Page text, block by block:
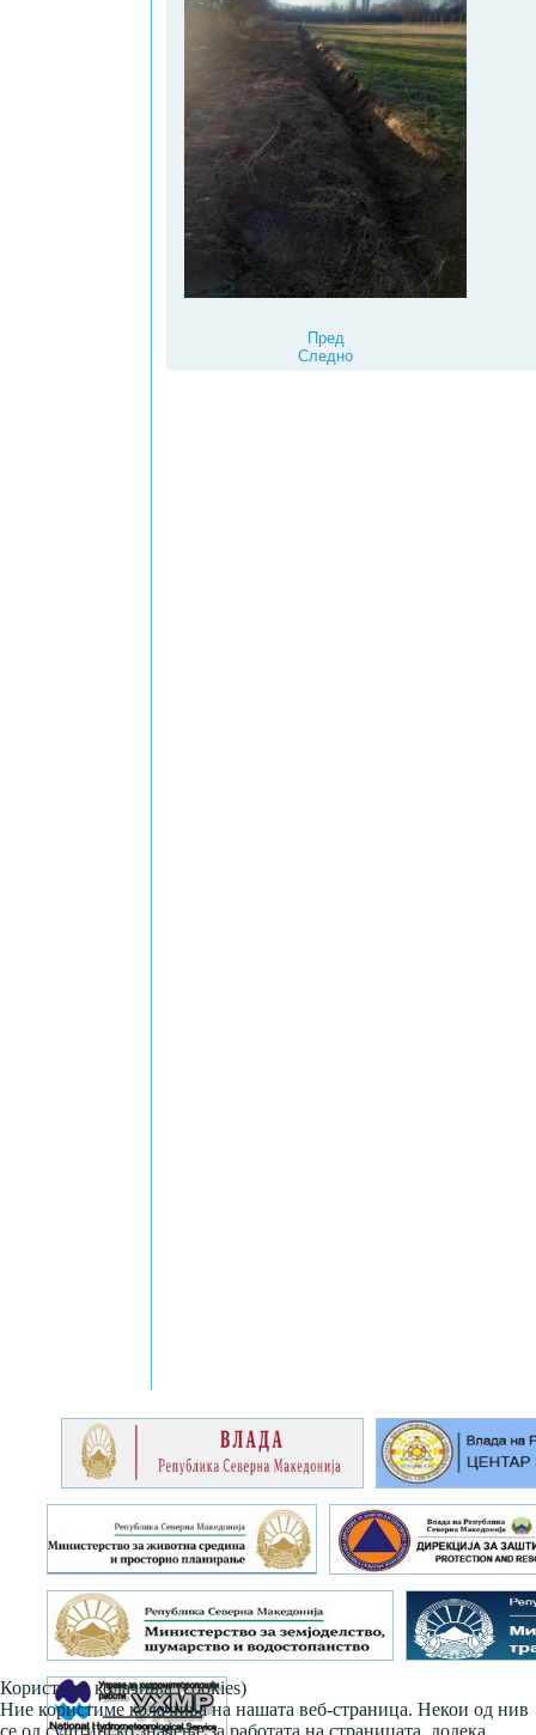
Пред
Следно
Користиме колачиња (cookies)
Ние користиме колачиња на нашата веб-страница. Некои од нив
се од суштинско значење за работата на страницата, додека